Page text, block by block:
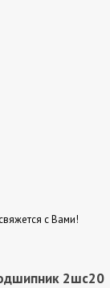
с Вами!
2шс20